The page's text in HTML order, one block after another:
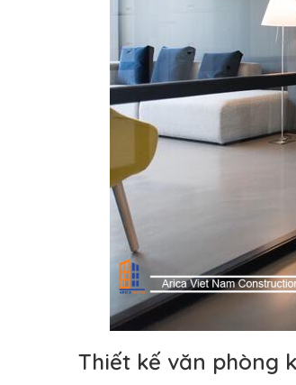
Thiết kế văn phòng